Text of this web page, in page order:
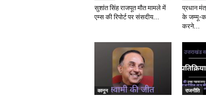
सुशांत सिंह राजपूत मौत मामले में
एम्स की रिपोर्ट पर संसदीय...
प्रधान
के जम्मू-
करने...
कानून राजनीति